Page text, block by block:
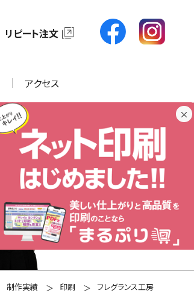
リピート注文
アクセス
制作実績 印刷 フレグランス工房
×